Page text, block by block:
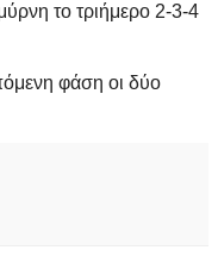
το τριήμερο 2-3-4
φάση οι δύο